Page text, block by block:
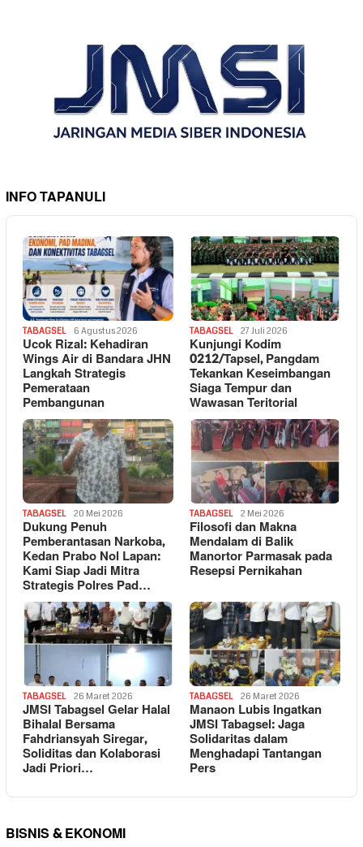
INFO TAPANULI
TABAGSEL 6 Agustus 2026
Ucok Rizal: Kehadiran
Wings Air di Bandara JHN
Langkah Strategis
Pemerataan
Pembangunan
TABAGSEL 27 Juli 2026
Kunjungi Kodim
0212/Tapsel, Pangdam
Tekankan Keseimbangan
Siaga Tempur dan
Wawasan Teritorial
TABAGSEL 20 Mei 2026
Dukung Penuh
Pemberantasan Narkoba,
Kedan Prabo Nol Lapan:
Kami Siap Jadi Mitra
Strategis Polres Pad…
TABAGSEL 2 Mei 2026
Filosofi dan Makna
Mendalam di Balik
Manortor Parmasak pada
Resepsi Pernikahan
TABAGSEL 26 Maret 2026
JMSI Tabagsel Gelar Halal
Bihalal Bersama
Fahdriansyah Siregar,
Soliditas dan Kolaborasi
Jadi Priori…
TABAGSEL 26 Maret 2026
Manaon Lubis Ingatkan
JMSI Tabagsel: Jaga
Solidaritas dalam
Menghadapi Tantangan
Pers
BISNIS & EKONOMI